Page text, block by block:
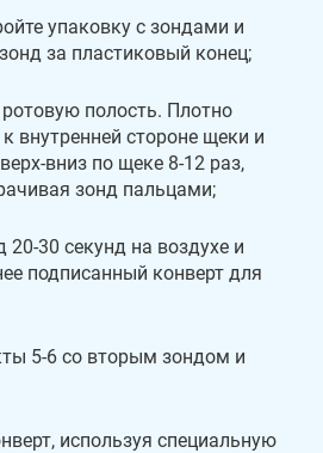
упаковку с зондами и
за пластиковый конец;
полость. Плотно
внутренней стороне щеки и
вниз по щеке 8-12 раз,
зонд пальцами;
20-30 секунд на воздухе и
подписанный конверт для
5-6 со вторым зондом и
используя специальную